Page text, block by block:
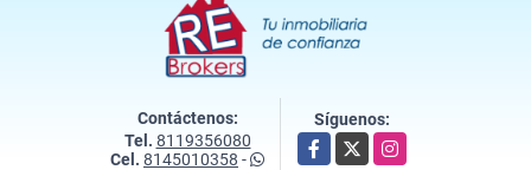
Contáctenos:
Tel. 8119356080
Cel. 8145010358 -
Síguenos:
Facebook
X Instagram